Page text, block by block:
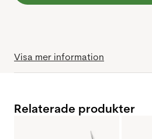
Visa mer information
Relaterade produkter